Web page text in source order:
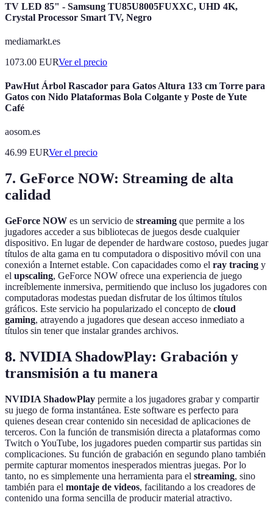
TV LED 85" - Samsung TU85U8005FUXXC, UHD 4K,
Crystal Processor Smart TV, Negro
mediamarkt.es
1073.00 EURVer el precio
PawHut Árbol Rascador para Gatos Altura 133 cm Torre para
Gatos con Nido Plataformas Bola Colgante y Poste de Yute
Café
aosom.es
46.99 EURVer el precio
7. GeForce NOW: Streaming de alta
calidad
GeForce NOW es un servicio de streaming que permite a los
jugadores acceder a sus bibliotecas de juegos desde cualquier
dispositivo. En lugar de depender de hardware costoso, puedes jugar
títulos de alta gama en tu computadora o dispositivo móvil con una
conexión a Internet estable. Con capacidades como el ray tracing y
el upscaling, GeForce NOW ofrece una experiencia de juego
increíblemente inmersiva, permitiendo que incluso los jugadores con
computadoras modestas puedan disfrutar de los últimos títulos
gráficos. Este servicio ha popularizado el concepto de cloud
gaming, atrayendo a jugadores que desean acceso inmediato a
títulos sin tener que instalar grandes archivos.
8. NVIDIA ShadowPlay: Grabación y
transmisión a tu manera
NVIDIA ShadowPlay permite a los jugadores grabar y compartir
su juego de forma instantánea. Este software es perfecto para
quienes desean crear contenido sin necesidad de aplicaciones de
terceros. Con la función de transmisión directa a plataformas como
Twitch o YouTube, los jugadores pueden compartir sus partidas sin
complicaciones. Su función de grabación en segundo plano también
permite capturar momentos inesperados mientras juegas. Por lo
tanto, no es simplemente una herramienta para el streaming, sino
también para el montaje de videos, facilitando a los creadores de
contenido una forma sencilla de producir material atractivo.